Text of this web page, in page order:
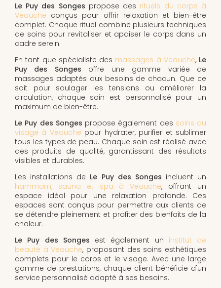
Le Puy des Songes propose des rituels du corps à
Veauche conçus pour offrir relaxation et bien-être
complet. Chaque rituel combine plusieurs techniques
de soins pour revitaliser et apaiser le corps dans un
cadre serein.
En tant que spécialiste des massages à Veauche, Le
Puy des Songes offre une gamme variée de
massages adaptés aux besoins de chacun. Que ce
soit pour soulager les tensions ou améliorer la
circulation, chaque soin est personnalisé pour un
maximum de bien-être.
Le Puy des Songes propose également des soins du
visage à Veauche pour hydrater, purifier et sublimer
tous les types de peau. Chaque soin est réalisé avec
des produits de qualité, garantissant des résultats
visibles et durables.
Les installations de Le Puy des Songes incluent un
hammam, sauna et spa à Veauche, offrant un
espace idéal pour une relaxation profonde. Ces
espaces sont conçus pour permettre aux clients de
se détendre pleinement et profiter des bienfaits de la
chaleur.
Le Puy des Songes est également un institut de
beauté à Veauche, proposant des soins esthétiques
complets pour le corps et le visage. Avec une large
gamme de prestations, chaque client bénéficie d'un
service personnalisé adapté à ses besoins.